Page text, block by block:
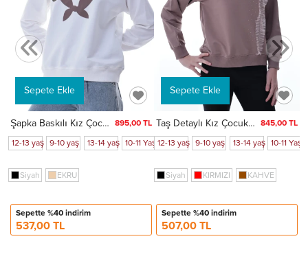
Sepete Ekle
Şapka Baskılı Kız Çocuk Sweat 2049 895,00 TL
12-13 yaş 9-10 yaş 13-14 yaş 10-11 Yaş 11-12 Yaş 8-9 Yaş
Siyah EKRU
Sepette %40 indirim
537,00 TL
Sepete Ekle
Taş Detaylı Kız Çocuk Sweat 2011 845,00 TL
12-13 yaş 9-10 yaş 13-14 yaş 10-11 Yaş
Siyah KIRMIZI KAHVE
Sepette %40 indirim
507,00 TL